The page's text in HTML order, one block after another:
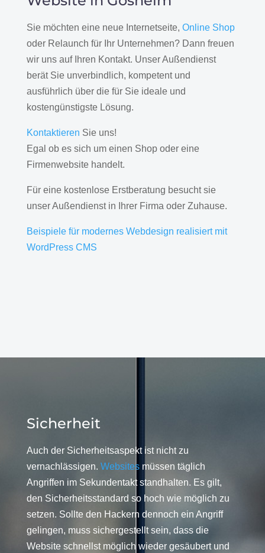
Sie möchten eine neue Internetseite, Online Shop
oder Relaunch für Ihr Unternehmen? Dann freuen
wir uns auf Ihren Kontakt. Unser Außendienst
berät Sie unverbindlich, kompetent und
ausführlich über die für Sie ideale und
kostengünstigste Lösung.
Kontaktieren Sie uns!
Egal ob es sich um einen Shop oder eine
Firmenwebsite handelt.
Für eine kostenlose Erstberatung besucht sie
unser Außendienst in Ihrer Firma oder Zuhause.
Beispiele für modernes Webdesign realisiert mit
WordPress CMS
Sicherheit
Auch der Sicherheitsaspekt ist nicht zu
vernachlässigen. Websitesmüssen täglich
Angriffen im Sekundentakt standhalten. Es gilt,
den Sicherheitsstandard so hoch wie möglich zu
setzen. Sollte den Hackern dennoch ein Angriff
gelingen, muss sichergestellt sein, dass die
Website schnellst möglich wieder gesäubert und